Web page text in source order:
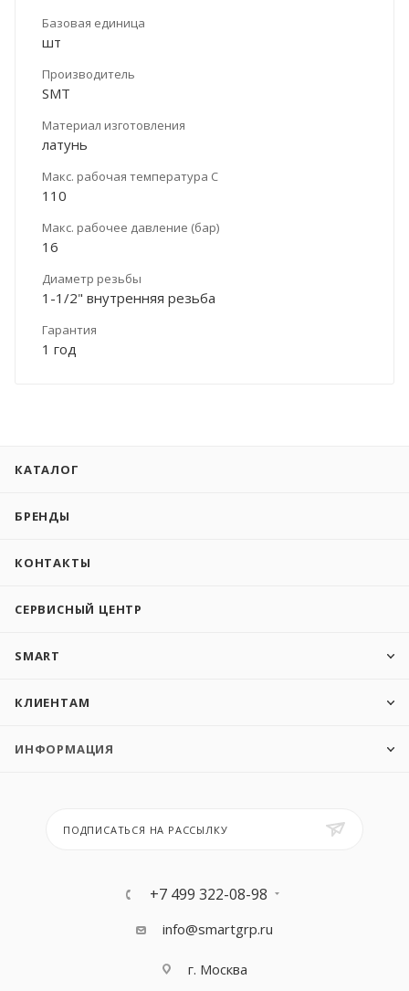
Базовая единица
шт
Производитель
SMT
Материал изготовления
латунь
Макс. рабочая температура С
110
Макс. рабочее давление (бар)
16
Диаметр резьбы
1-1/2" внутренняя резьба
Гарантия
1 год
КАТАЛОГ
БРЕНДЫ
КОНТАКТЫ
СЕРВИСНЫЙ ЦЕНТР
SMART
КЛИЕНТАМ
ИНФОРМАЦИЯ
ПОДПИСАТЬСЯ НА РАССЫЛКУ
+7 499 322-08-98
info@smartgrp.ru
г. Москва